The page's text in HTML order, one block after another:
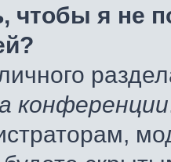
чтобы я не
конференции